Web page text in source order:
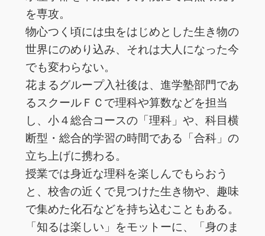
を専攻。
物心つく頃には虫をはじめとした生き物の
世界にのめり込み、それは大人になった今
でも変わらない。
花まるグループ入社後は、進学塾部門であ
るスクールＦＣで理科や算数などを担当
し、小４総合コースの「理科」や、科目横
断型・総合的学習の時間である「合科」の
立ち上げに携わる。
授業では身近な理科を楽しんでもらおう
と、校舎の近くで見つけた生き物や、趣味
で集めた化石などを持ち込むこともある。
「知るは楽しい」をモットーに、「身のま